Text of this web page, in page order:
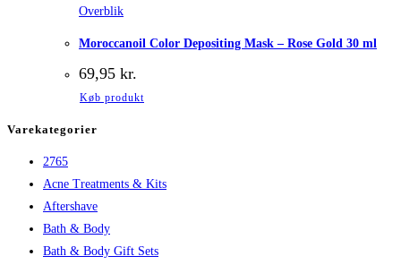
Overblik
Moroccanoil Color Depositing Mask – Rose Gold 30 ml
69,95 kr.
Køb produkt
Varekategorier
2765
Acne Treatments & Kits
Aftershave
Bath & Body
Bath & Body Gift Sets